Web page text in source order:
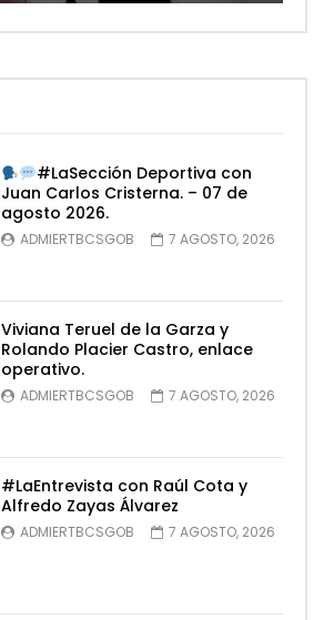
#LaSección Deportiva con
Juan Carlos Cristerna. – 07 de
agosto 2026.
ADMIERTBCSGOB 7 AGOSTO, 2026
Viviana Teruel de la Garza y
Rolando Placier Castro, enlace
operativo.
ADMIERTBCSGOB 7 AGOSTO, 2026
#LaEntrevista con Raúl Cota y
Alfredo Zayas Álvarez
ADMIERTBCSGOB 7 AGOSTO, 2026